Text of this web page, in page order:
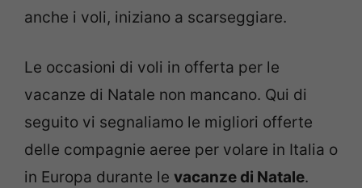
anche i voli, iniziano a scarseggiare.
Le occasioni di voli in offerta per le
vacanze di Natale non mancano. Qui di
seguito vi segnaliamo le migliori offerte
delle compagnie aeree per volare in Italia o
in Europa durante le vacanze di Natale.